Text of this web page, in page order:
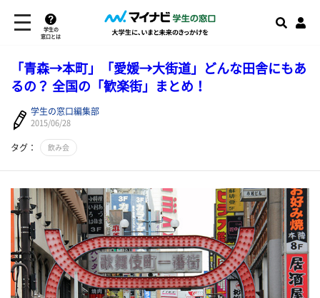
学生の
窓口とは
「青森→本町」「愛媛→大街道」どんな田舎にもあ
るの？ 全国の「歓楽街」まとめ！
学生の窓口編集部
2015/06/28
タグ： 飲み会